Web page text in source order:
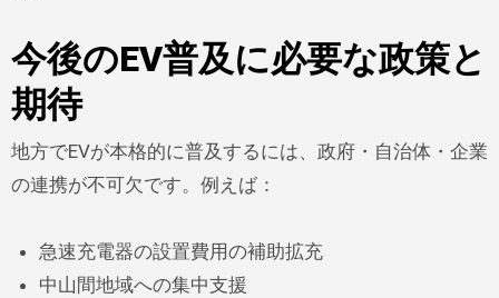
今後のEV普及に必要な政策と
期待
地方でEVが本格的に普及するには、政府・自治体・企業
の連携が不可欠です。例えば：
急速充電器の設置費用の補助拡充
中山間地域への集中支援